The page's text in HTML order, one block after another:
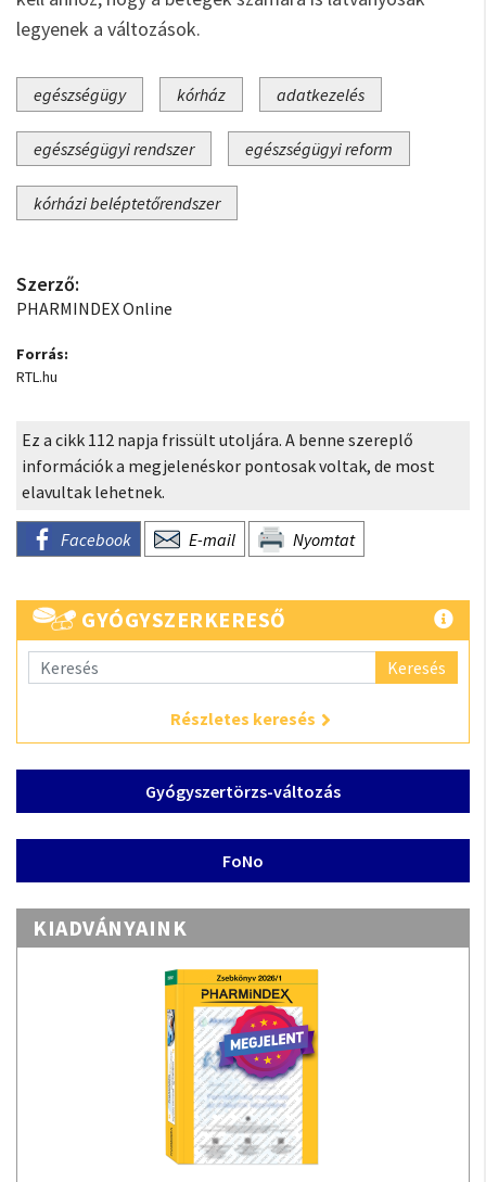
legyenek a változások.
egészségügy kórház adatkezelés
egészségügyi rendszer egészségügyi reform
kórházi beléptetőrendszer
Szerző:
PHARMINDEX Online
Forrás:
RTL.hu
Ez a cikk 112 napja frissült utoljára. A benne szereplő
információk a megjelenéskor pontosak voltak, de most
elavultak lehetnek.
Facebook E-mail Nyomtat
GYÓGYSZERKERESŐ
Keresés
Részletes keresés
Gyógyszertörzs-változás
FoNo
KIADVÁNYAINK